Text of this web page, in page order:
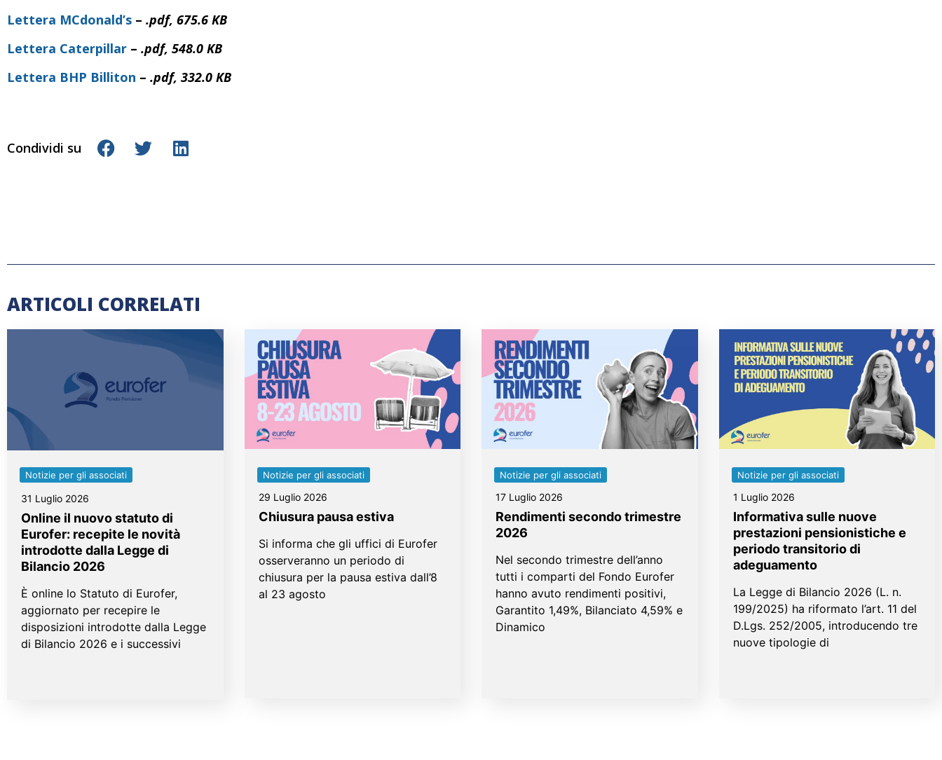
Lettera MCdonald’s – .pdf, 675.6 KB
Lettera Caterpillar – .pdf, 548.0 KB
Lettera BHP Billiton – .pdf, 332.0 KB
Condividi su
ARTICOLI CORRELATI
Notizie per gli associati
31 Luglio 2026
Online il nuovo statuto di
Eurofer: recepite le novità
introdotte dalla Legge di
Bilancio 2026
È online lo Statuto di Eurofer,
aggiornato per recepire le
disposizioni introdotte dalla Legge
di Bilancio 2026 e i successivi
Notizie per gli associati
29 Luglio 2026
Chiusura pausa estiva
Si informa che gli uffici di Eurofer
osserveranno un periodo di
chiusura per la pausa estiva dall’8
al 23 agosto
Notizie per gli associati
17 Luglio 2026
Rendimenti secondo trimestre
2026
Nel secondo trimestre dell’anno
tutti i comparti del Fondo Eurofer
hanno avuto rendimenti positivi,
Garantito 1,49%, Bilanciato 4,59% e
Dinamico
Notizie per gli associati
1 Luglio 2026
Informativa sulle nuove
prestazioni pensionistiche e
periodo transitorio di
adeguamento
La Legge di Bilancio 2026 (L. n.
199/2025) ha riformato l’art. 11 del
D.Lgs. 252/2005, introducendo tre
nuove tipologie di